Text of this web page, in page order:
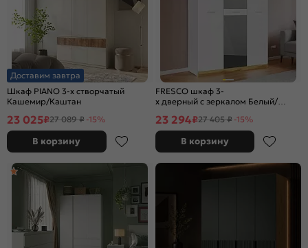
Доставим завтра
Шкаф PIANO 3-х створчатый
Кашемир/Каштан
23 025₽27 089 ₽ -15%
В корзину
FRESCO шкаф 3-
х дверный с зеркалом Белый/
23 294₽27 405 ₽ -15%
В корзину